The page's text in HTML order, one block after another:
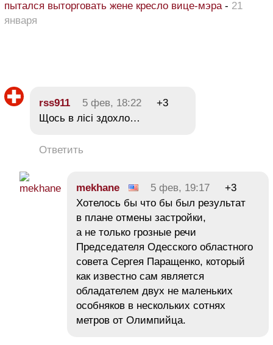
пытался выторговать жене кресло вице-мэра - 21
января
rss911 5 фев, 18:22
+3
Щось в лісі здохло…
Ответить
mekhane 5 фев, 19:17
+3
Хотелось бы что бы был результат
в плане отмены застройки,
а не только грозные речи
Председателя Одесского областного
совета Сергея Паращенко, который
как известно сам является
обладателем двух не маленьких
особняков в нескольких сотнях
метров от Олимпийца.